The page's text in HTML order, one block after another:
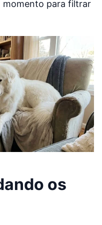
momento para filtrar
os